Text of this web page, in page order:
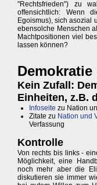
"Rechtsfrieden") zu
offensichtlich: Wenn
Egoismus), sich asozial
ebensolche Menschen
Machtpositionen viel
lassen können?
Kein Zufall:
Einheiten, z.B.
Infoseite zu Nation
Zitate zu Nation und
Verfassung
Kontrolle
Von rechts bis links -
Möglichkeit, eine
noch mehr aber die
diskutieren sie immer